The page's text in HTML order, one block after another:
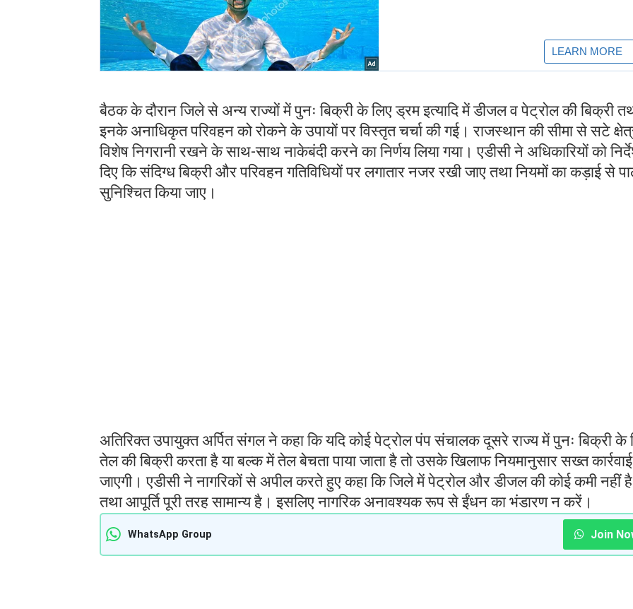
बैठक के दौरान जिले से अन्य राज्यों में पुनः बिक्री के लिए ड्रम इत्यादि में डीजल व पेट्रोल की बिक्री
इनके अनाधिकृत परिवहन को रोकने के उपायों पर विस्तृत चर्चा की गई। राजस्थान की सीमा से सटे
विशेष निगरानी रखने के साथ-साथ नाकेबंदी करने का निर्णय लिया गया। एडीसी ने अधिकारियों को
दिए कि संदिग्ध बिक्री और परिवहन गतिविधियों पर लगातार नजर रखी जाए तथा नियमों का कड़ाई से
सुनिश्चित किया जाए।
अतिरिक्त उपायुक्त अर्पित संगल ने कहा कि यदि कोई पेट्रोल पंप संचालक दूसरे राज्य में पुनः बिक्री के
तेल की बिक्री करता है या बल्क में तेल बेचता पाया जाता है तो उसके खिलाफ नियमानुसार सख्त
जाएगी। एडीसी ने नागरिकों से अपील करते हुए कहा कि जिले में पेट्रोल और डीजल की कोई कमी नहीं है
तथा आपूर्ति पूरी तरह सामान्य है। इसलिए नागरिक अनावश्यक रूप से ईंधन का भंडारण न करें।
WhatsApp Group Join